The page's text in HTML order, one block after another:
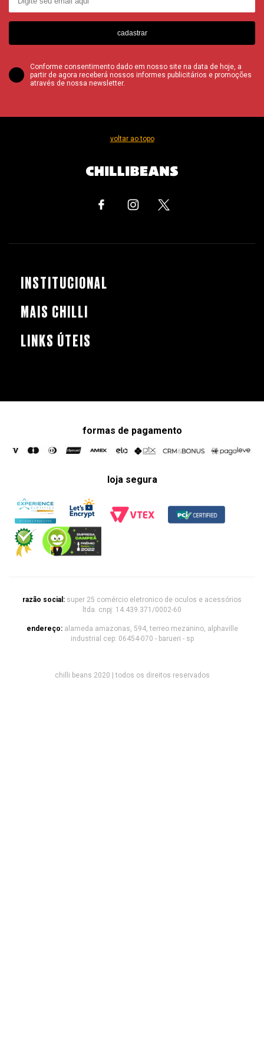
cadastrar
Conforme consentimento dado em nosso site na data de hoje, a
partir de agora receberá nossos informes publicitários e promoções
através de nossa newsletter.
voltar ao topo
INSTITUCIONAL
MAIS CHILLI
LINKS ÚTEIS
formas de pagamento
loja segura
razão social: super 25 comércio eletronico de oculos e acessórios
ltda. cnpj: 14.439.371/0002-60
endereço: alameda amazonas, 594, terreo mezanino, alphaville
industrial cep: 06454-070 - barueri - sp
chilli beans 2020 | todos os direitos reservados